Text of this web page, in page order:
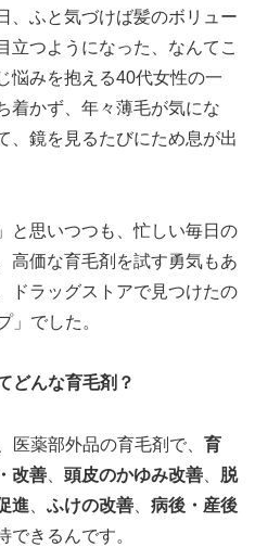
、ふと気づけば髪のボリュー
立つようになった、なんてこ
悩みを抱える40代女性の一
着かず、年々薄毛が気にな
、鏡を見るたびにため息が出
と思いつつも、忙しい毎日の
高価な育毛剤を試す勇気もあ
ドラッグストアで見つけたの
」でした。
どんな育毛剤？
医薬部外品の育毛剤で、 育
改善 頭皮のかゆみ改善
脱
進 ふけの改善
病後・産後
できるんです。